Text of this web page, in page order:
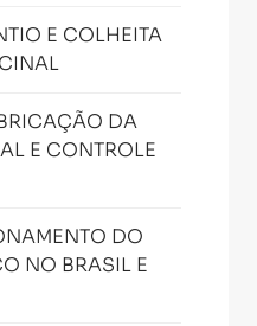
E COLHEITA
DA
E CONTROLE
DO
NO BRASIL E